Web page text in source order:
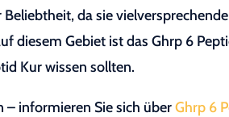
da sie
diesem Gebiet ist das Ghrp 6
Kur wissen sollten.
– informieren Sie sich überGhrp 6